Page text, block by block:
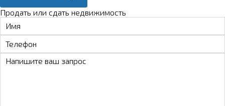
Продать или сдать недвижимость